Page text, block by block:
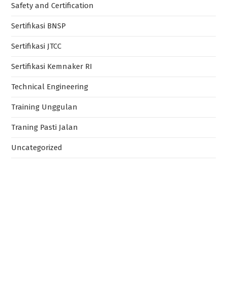
Safety and Certification
Sertifikasi BNSP
Sertifikasi JTCC
Sertifikasi Kemnaker RI
Technical Engineering
Training Unggulan
Traning Pasti Jalan
Uncategorized